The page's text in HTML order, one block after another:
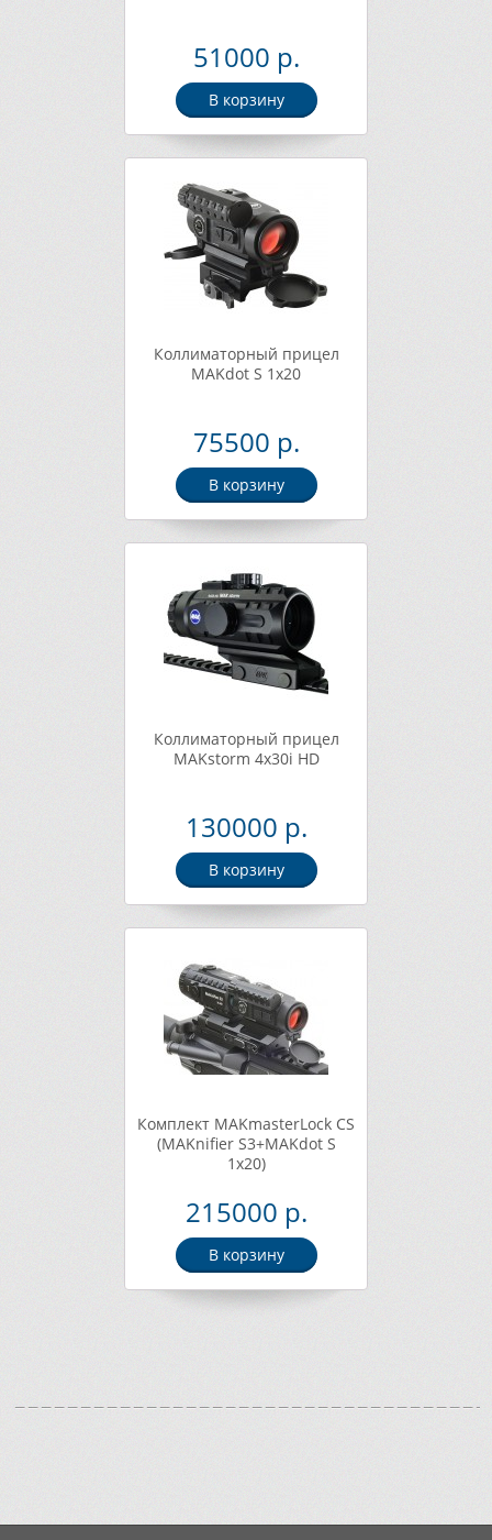
51000 р.
В корзину
Коллиматорный прицел
MAKdot S 1x20
75500 р.
В корзину
Коллиматорный прицел
MAKstorm 4x30i HD
130000 р.
В корзину
Комплект MAKmasterLock CS
(MAKnifier S3+MAKdot S
1x20)
215000 р.
В корзину